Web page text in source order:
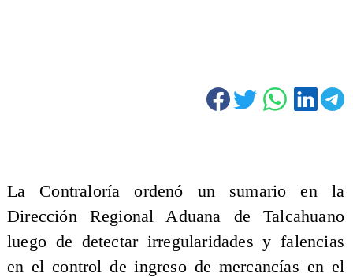
La Contraloría ordenó un sumario en la
Dirección Regional Aduana de Talcahuano
luego de detectar irregularidades y falencias
en el control de ingreso de mercancías en el